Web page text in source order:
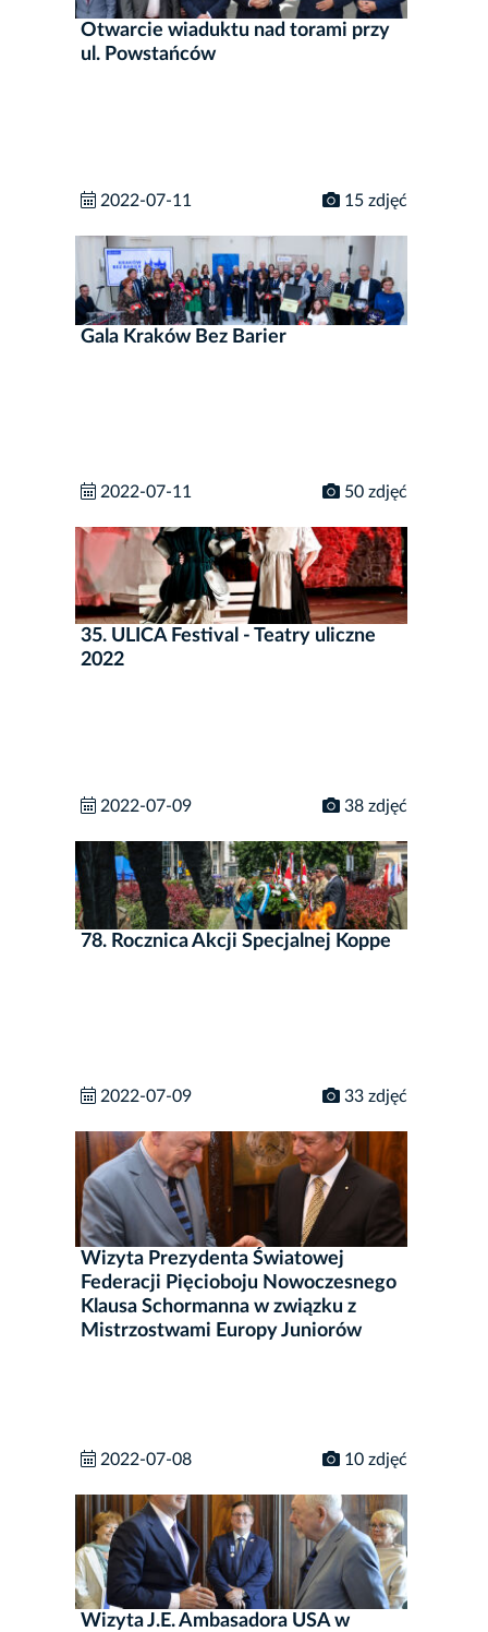
Otwarcie wiaduktu nad torami przy
ul. Powstańców
2022-07-11 15 zdjęć
Gala Kraków Bez Barier
2022-07-11 50 zdjęć
35. ULICA Festival - Teatry uliczne
2022
2022-07-09 38 zdjęć
78. Rocznica Akcji Specjalnej Koppe
2022-07-09 33 zdjęć
Wizyta Prezydenta Światowej
Federacji Pięcioboju Nowoczesnego
Klausa Schormanna w związku z
Mistrzostwami Europy Juniorów
2022-07-08 10 zdjęć
Wizyta J.E. Ambasadora USA w